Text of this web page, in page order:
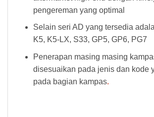
pengereman yang optimal
Selain seri AD yang tersedia
K5, K5-LX, S33, GP5, GP6, PG7
Penerapan masing masing
disesuaikan pada jenis dan kode
pada bagian kampas.